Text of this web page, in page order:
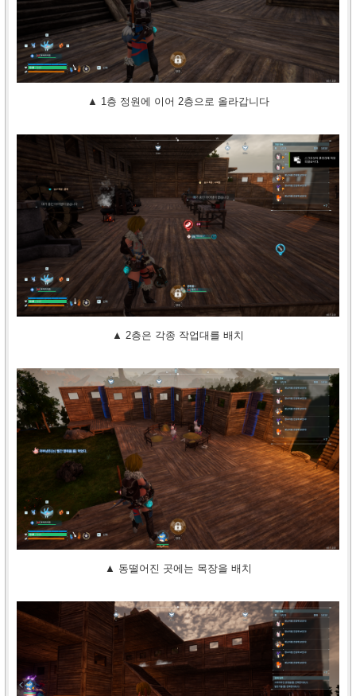
▲ 1층 정원에 이어 2층으로 올라갑니다
▲ 2층은 각종 작업대를 배치
▲ 동떨어진 곳에는 목장을 배치